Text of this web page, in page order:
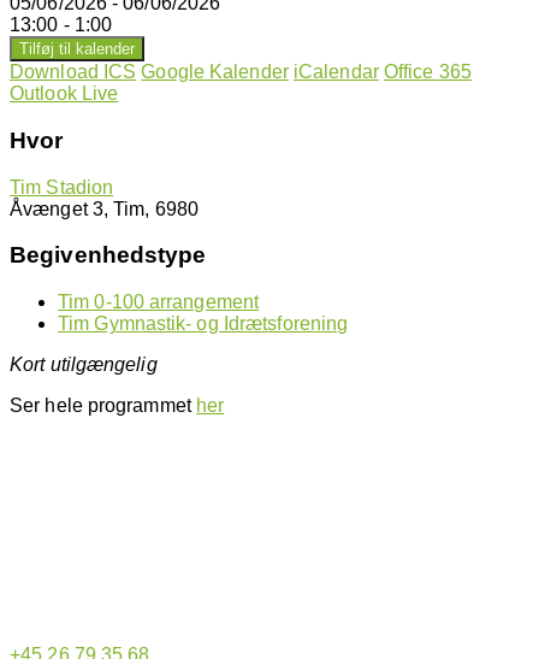
13:00 - 1:00
Tilføj til kalender
Download ICS Google Kalender iCalendar Office 365
Outlook Live
Hvor
Tim Stadion
Åvænget 3, Tim, 6980
Begivenhedstype
Tim 0-100 arrangement
Tim Gymnastik- og Idrætsforening
Kort utilgængelig
Ser hele programmet her